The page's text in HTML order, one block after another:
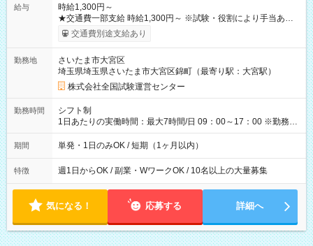
給与
時給1,300円～
★交通費一部支給 時給1,300円～ ※試験・役割により手当あり
※勤務回数により昇給あり 【即給（前払い）オプションあ
り！】 希望される場合、勤務から1週間ほどで給与の一部を受け
例】 ・河合塾模擬試験 8:30～17:30（休憩1時間） 時給1,300円
×8時間＝日収10,400円＋交通費 ※当日の役割により時給＋100
円の場合あり ・国家試験 7:00～13:30（休憩なし） 時給1,300
円（役割手当＋100円）×6時間＝日収8,400円＋交通費 【試用期
間】試用期間なし
交通費別途支給あり
勤務地
さいたま市大宮区
埼玉県埼玉県さいたま市大宮区錦町（最寄り駅：大宮駅）
株式会社全国試験運営センター
勤務時間
シフト制
1日あたりの実働時間：最大7時間/日 09：00～17：00 ※勤務時
間は 試験により異なります。
期間 単発・1日のみOK / 短期（1ヶ月以内）
特徴 週1日からOK / 副業・WワークOK / 10名以上の大量募集
気になる！ 応募する 詳細へ